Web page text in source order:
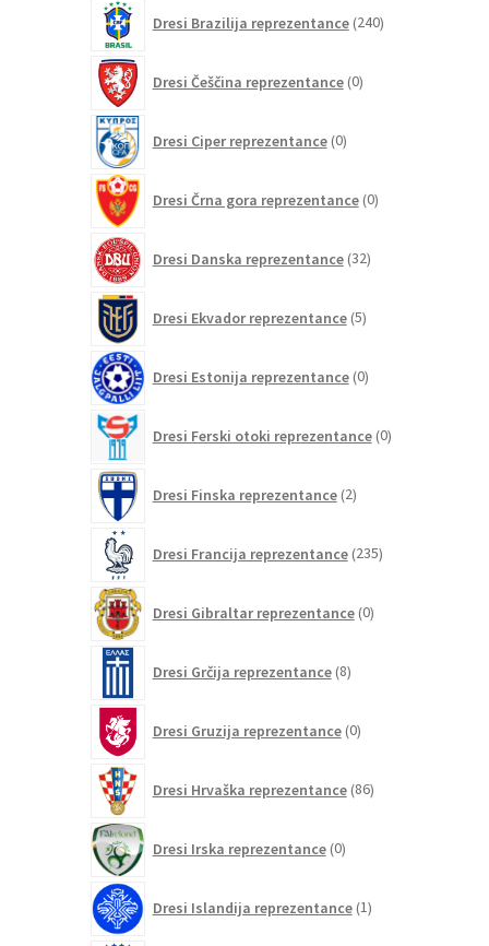
Dresi Brazilija reprezentance 240izdelkov
Dresi Češčina reprezentance 0izdelkov
Dresi Ciper reprezentance 0izdelkov
Dresi Črna gora reprezentance 0izdelkov
Dresi Danska reprezentance 32izdelkov
Dresi Ekvador reprezentance 5izdelkov
Dresi Estonija reprezentance 0izdelkov
Dresi Ferski otoki reprezentance 0izdelkov
Dresi Finska reprezentance 2izdelka
Dresi Francija reprezentance 235izdelkov
Dresi Gibraltar reprezentance 0izdelkov
Dresi Grčija reprezentance 8izdelkov
Dresi Gruzija reprezentance 0izdelkov
Dresi Hrvaška reprezentance 86izdelkov
Dresi Irska reprezentance 0izdelkov
Dresi Islandija reprezentance 1izdelek